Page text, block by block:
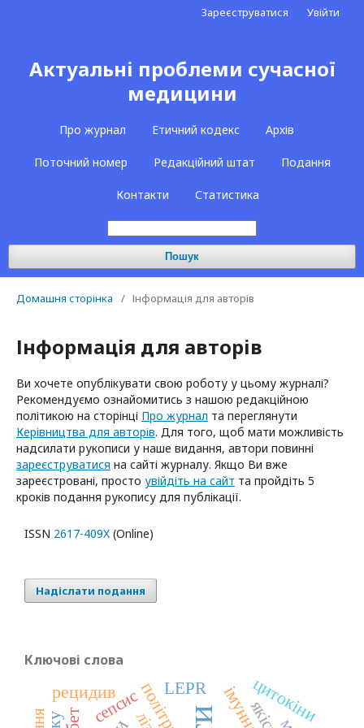
Актуальні проблеми сучасної
медицини
Про журнал Етичний кодекс Архів
Поточний номер Редакційний штат Подання
Контакти Статистика
Пошук
Зареєструватися Увійти
Домашня сторінка / Інформація для авторів
Інформація для авторів
Ви хочете опублікувати свою роботу у цьому журналі?
Рекомендуємо ознайомитись з нашою редакційною
політикою на сторінці Про журнал та переглянути
Керівництва для авторів. Для того, щоб мати можливість
надсилати рукописи у наше видання, автори повинні
зареєструватися на сайті журналу. Якщо Ви вже
зареєстровані, просто увійдіть на сайт та пройдіть 5
кроків подання рукопису для публікації.
ISSN 2617-409X (Online)
Надіслати подання
Ключові слова
цитокіни
рецидив LEPR
сепсис